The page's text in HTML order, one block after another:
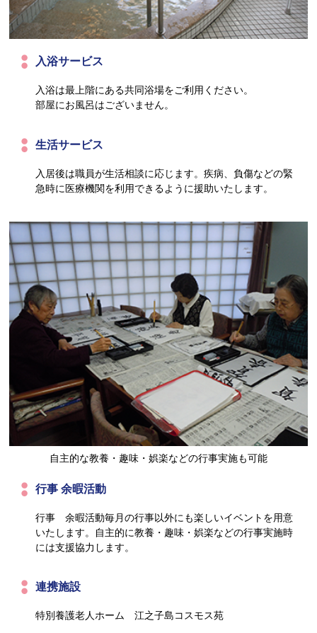
入浴サービス
入浴は最上階にある共同浴場をご利用ください。
部屋にお風呂はございません。
生活サービス
入居後は職員が生活相談に応じます。疾病、負傷などの緊
急時に医療機関を利用できるように援助いたします。
自主的な教養・趣味・娯楽などの行事実施も可能
行事 余暇活動
行事 余暇活動毎月の行事以外にも楽しいイベントを用意
いたします。自主的に教養・趣味・娯楽などの行事実施時
には支援協力します。
連携施設
特別養護老人ホーム 江之子島コスモス苑